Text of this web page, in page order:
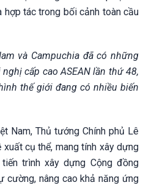
tác trong bối cảnh toàn cầu
và Campuchia đã có những
cấp cao ASEAN lần thứ 48,
thế giới đang có nhiều biến
Nam, Thủ tướng Chính phủ Lê
cụ thể, mang tính xây dựng
trình xây dựng Cộng đồng
cường, nâng cao khả năng ứng